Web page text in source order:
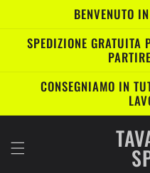
direttamenteBENVENUTO
SPEDIZIONE GRATUITA
CONSEGNIAMO IN